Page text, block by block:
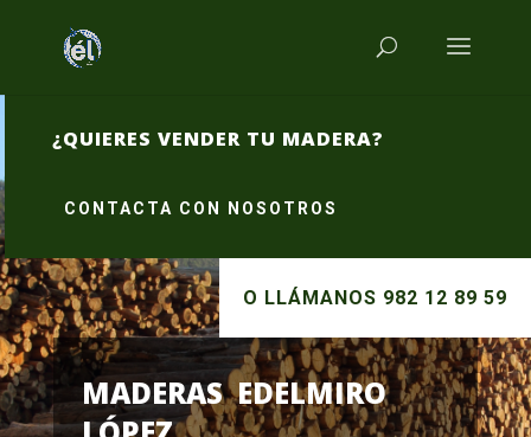
¿QUIERES VENDER TU MADERA?
CONTACTA CON NOSOTROS
O LLÁMANOS 982 12 89 59
MADERAS EDELMIRO